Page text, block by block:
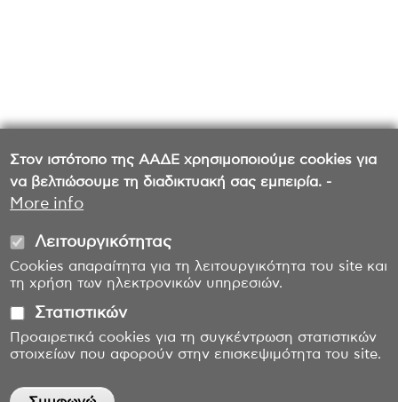
Στον ιστότοπο της ΑΑΔΕ χρησιμοποιούμε cookies για
να βελτιώσουμε τη διαδικτυακή σας εμπειρία. -
More info
Λειτουργικότητας
Cookies απαραίτητα για τη λειτουργικότητα του site και
τη χρήση των ηλεκτρονικών υπηρεσιών.
Στατιστικών
Προαιρετικά cookies για τη συγκέντρωση στατιστικών
στοιχείων που αφορούν στην επισκεψιμότητα του site.